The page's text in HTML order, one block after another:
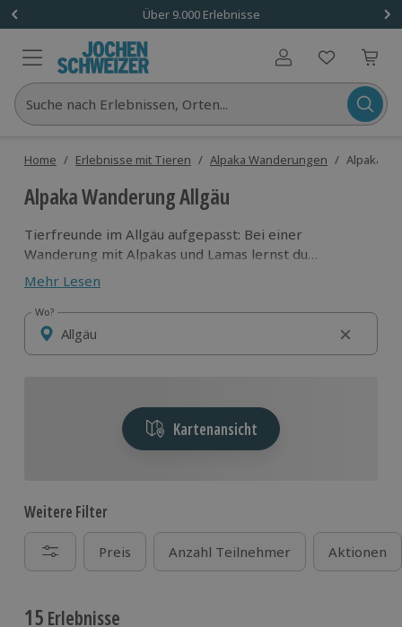
Über 9.000 Erlebnisse
Benutzerkonto
Suche nach Erlebnissen, Orten...
Home / Erlebnisse mit Tieren / Alpaka Wanderungen / Alpaka
Alpaka Wanderung Allgäu
Tierfreunde im Allgäu aufgepasst: Bei einer
Wanderung mit Alpakas und Lamas lernst du
die flauschigen Tieren kennen, erfährst jede Menge
über sie und kannst mit ihnen durch das
wunderschöne Allgäu wandern. Hier findest du unsere
besten Alpaka Wanderungen in der Region.
Mehr Lesen
Wo?
Wo?
Kartenansicht
Weitere Filter
Preis Anzahl Teilnehmer Aktionen
15 Erlebnisse